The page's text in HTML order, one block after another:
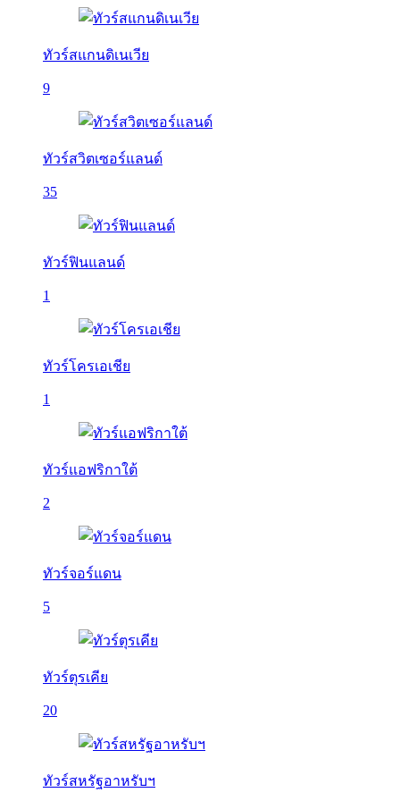
ทัวร์สแกนดิเนเวีย
9
ทัวร์สวิตเซอร์แลนด์
35
ทัวร์ฟินแลนด์
1
ทัวร์โครเอเชีย
1
ทัวร์แอฟริกาใต้
2
ทัวร์จอร์แดน
5
ทัวร์ตุรเคีย
20
ทัวร์สหรัฐอาหรับฯ